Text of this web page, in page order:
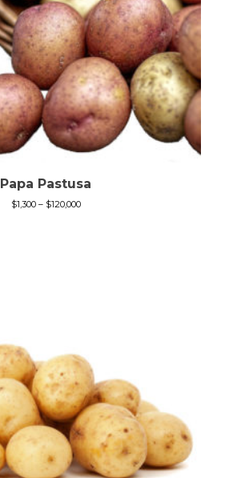
Papa Pastusa
$1,300– $120,000